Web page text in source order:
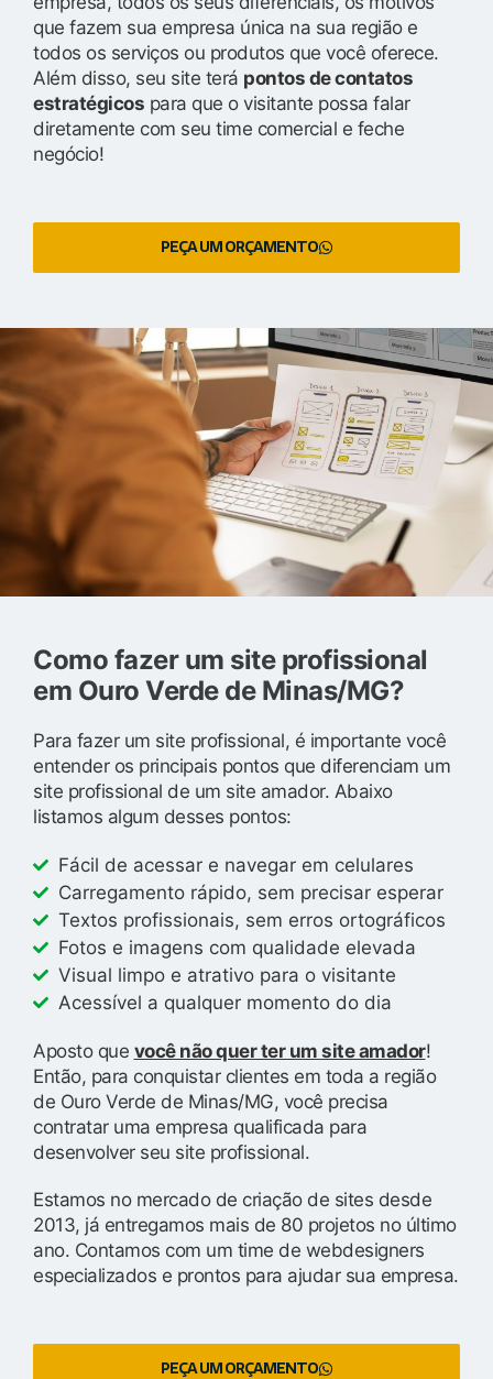
que fazem sua empresa única na sua região e
todos os serviços ou produtos que você oferece.
Além disso, seu site terá pontos de contatos
estratégicos para que o visitante possa falar
diretamente com seu time comercial e feche
negócio!
PEÇA UM ORÇAMENTO
Como fazer um site profissional
em Ouro Verde de Minas/MG?
Para fazer um site profissional, é importante você
entender os principais pontos que diferenciam um
site profissional de um site amador. Abaixo
listamos algum desses pontos:
Fácil de acessar e navegar em celulares
Carregamento rápido, sem precisar esperar
Textos profissionais, sem erros ortográficos
Fotos e imagens com qualidade elevada
Visual limpo e atrativo para o visitante
Acessível a qualquer momento do dia
Aposto que você não quer ter um site amador!
Então, para conquistar clientes em toda a região
de Ouro Verde de Minas/MG, você precisa
contratar uma empresa qualificada para
desenvolver seu site profissional.
Estamos no mercado de criação de sites desde
2013, já entregamos mais de 80 projetos no último
ano. Contamos com um time de webdesigners
especializados e prontos para ajudar sua empresa.
PEÇA UM ORÇAMENTO